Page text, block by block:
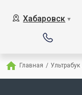
Хабаровск ▼
Главная / Ультрабук